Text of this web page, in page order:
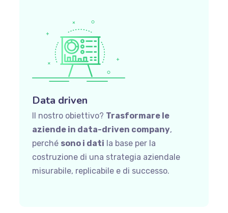
Data driven
Il nostro obiettivo? Trasformare le
aziende in data-driven company,
perché sono i dati la base per la
costruzione di una strategia aziendale
misurabile, replicabile e di successo.